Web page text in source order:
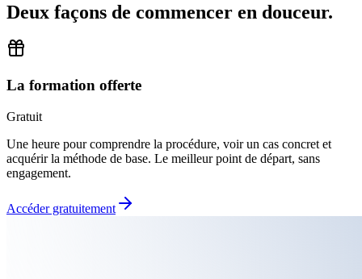
Deux façons de commencer en douceur.
La formation offerte
Gratuit
Une heure pour comprendre la procédure, voir un cas concret et
acquérir la méthode de base. Le meilleur point de départ, sans
engagement.
Accéder gratuitement